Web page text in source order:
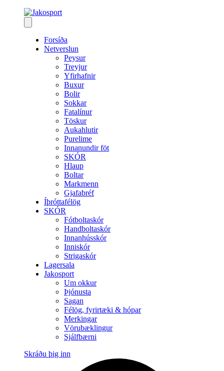
Forsíða
Netverslun
Peysur
Treyjur
Yfirhafnir
Buxur
Bolir
Sokkar
Fatalínur
Töskur
Aukahlutir
Purelime
Innanundir föt
SKÓR
Hlaup
Boltar
Markmenn
Gjafabréf
Íþróttafélög
SKÓR
Fótboltaskór
Handboltaskór
Innanhússkór
Inniskór
Strigaskór
Lagersala
Jakosport
Um okkur
Þjónusta
Sagan
Félög, fyrirtæki & hópar
Merkingar
Vörubæklingur
Sjálfbærni
Skráðu þig inn